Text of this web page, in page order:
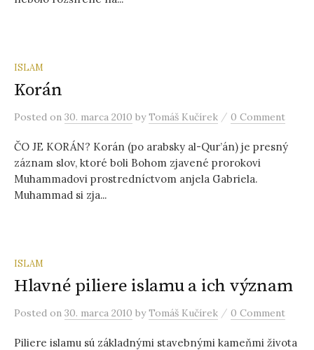
ISLAM
Korán
Posted on 30. marca 2010 byTomáš Kučírek / 0 Comment
ČO JE KORÁN? Korán (po arabsky al-Qur’án) je presný
záznam slov, ktoré boli Bohom zjavené prorokovi
Muhammadovi prostredníctvom anjela Gabriela.
Muhammad si zja...
ISLAM
Hlavné piliere islamu a ich význam
Posted on 30. marca 2010 byTomáš Kučírek / 0 Comment
Piliere islamu sú základnými stavebnými kameňmi života